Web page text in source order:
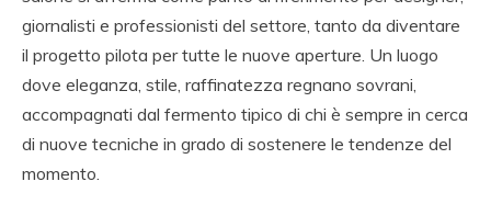
giornalisti e professionisti del settore, tanto da diventare
il progetto pilota per tutte le nuove aperture. Un luogo
dove eleganza, stile, raffinatezza regnano sovrani,
accompagnati dal fermento tipico di chi è sempre in cerca
di nuove tecniche in grado di sostenere le tendenze del
momento.